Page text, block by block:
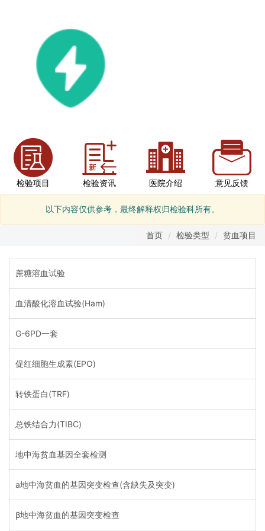
检验项目 检验资讯 医院介绍 意见反馈
以下内容仅供参考，最终解释权归检验科所有。
首页 检验类型 贫血项目
蔗糖溶血试验
血清酸化溶血试验(Ham)
G-6PD一套
促红细胞生成素(EPO)
转铁蛋白(TRF)
总铁结合力(TIBC)
地中海贫血基因全套检测
a地中海贫血的基因突变检查(含缺失及突变)
β地中海贫血的基因突变检查